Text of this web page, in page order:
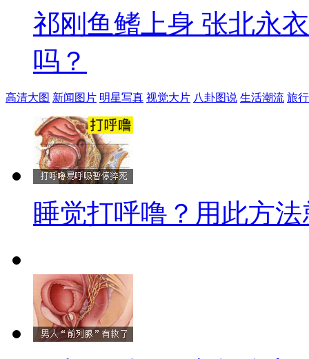
祁刚鱼鳍上身 张北永
吗？
高清大图 新闻图片 明星写真 视觉大片 八卦图说 生活潮流 旅
睡觉打呼噜？用此方